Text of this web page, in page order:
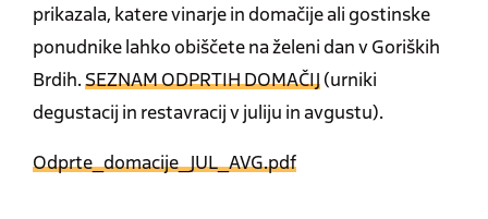
prikazala, katere vinarje in domačije ali gostinske
ponudnike lahko obiščete na želeni dan v Goriških
Brdih.SEZNAM ODPRTIH DOMAČIJ(urniki
degustacij in restavracij v juliju in avgustu).
Odprte_domacije_JUL_AVG.pdf